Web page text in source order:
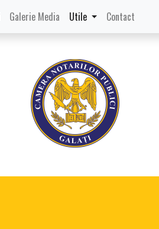
Galerie Media Utile Contact